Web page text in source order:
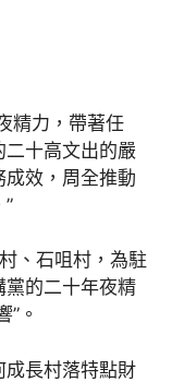
精力，帶著任
十高文出的嚴
效，周全推動
、石咀村，為駐
黨的二十年夜精
”。
成長村落特點財